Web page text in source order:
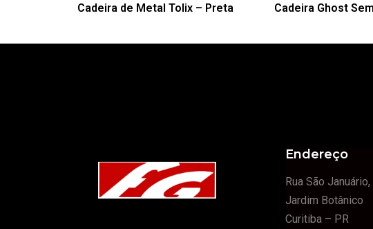
Cadeira de Metal Tolix – Preta Cadeira Ghost
Endereço
Rua São
Jardim Botânico
Curitiba – PR